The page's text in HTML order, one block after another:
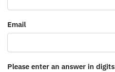
Email
Please enter an answer in